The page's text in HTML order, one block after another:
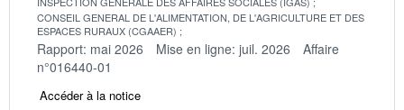
CONSEIL GENERAL DE L'ALIMENTATION, DE L'AGRICULTURE ET DES
ESPACES RURAUX (CGAAER)
Rapport: mai 2026 Mise en ligne: juil. 2026
Affaire
n°016440-01
Accéder à la notice